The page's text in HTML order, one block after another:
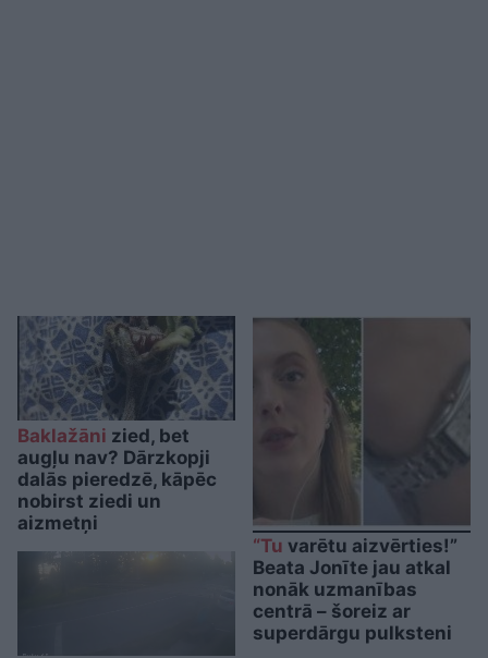
Baklažāni zied, bet
augļu nav? Dārzkopji
dalās pieredzē, kāpēc
nobirst ziedi un
aizmetņi
“Tu varētu aizvērties!”
Beata Jonīte jau atkal
nonāk uzmanības
centrā – šoreiz ar
superdārgu pulksteni